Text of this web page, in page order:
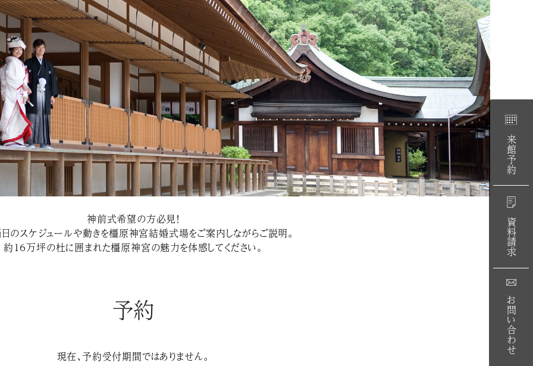
来館予約
資料請求
お問い合わせ
神前式希望の方必見！
のスケジュールや動きを橿原神宮結婚式場をご案内しながらご説明。
約１６万坪の杜に囲まれた橿原神宮の魅力を体感してください。
予約
現在、予約受付期間ではありません。